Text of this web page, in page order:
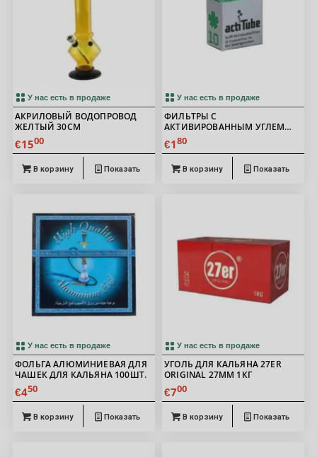
У нас есть в продаже
АКРИЛОВЫЙ ВОДОПРОВОД
ЖЕЛТЫЙ 30СМ
€1500
В корзину Показать
У нас есть в продаже
ФИЛЬТРЫ С
АКТИВИРОВАННЫМ УГЛЕМ
ACTITUBE 7 ММ 10 ШТ.
€180
В корзину Показать
У нас есть в продаже
ФОЛЬГА АЛЮМИНИЕВАЯ ДЛЯ
ЧАШЕК ДЛЯ КАЛЬЯНА 100ШТ.
€450
В корзину Показать
У нас есть в продаже
УГОЛЬ ДЛЯ КАЛЬЯНА 27ER
ORIGINAL 27ММ 1КГ
€700
В корзину Показать